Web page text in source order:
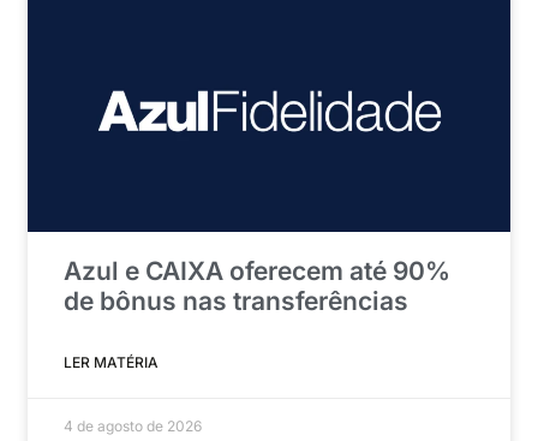
Azul e CAIXA oferecem até 90%
de bônus nas transferências
LER MATÉRIA
4 de agosto de 2026